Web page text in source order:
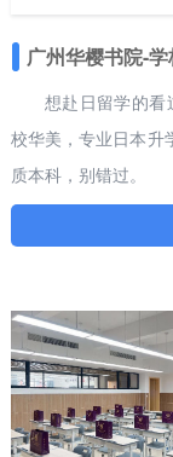
广州华樱书院-
想赴日留学的
校华美，专业日本升
质本科，别错过。